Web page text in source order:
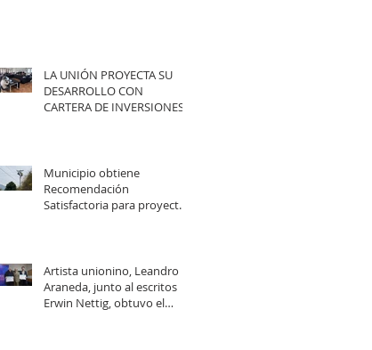
LA UNIÓN PROYECTA SU
DESARROLLO CON
CARTERA DE INVERSIONES
Municipio obtiene
Recomendación
Satisfactoria para proyecto
la comuna.
Artista unionino, Leandro
Araneda, junto al escritos
Erwin Nettig, obtuvo el